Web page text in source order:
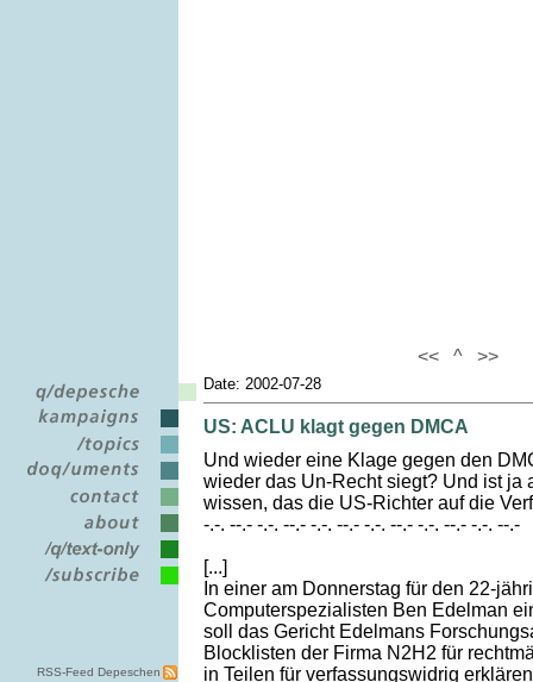
RSS-Feed Depeschen
<< ^ >>
Date: 2002-07-28
US: ACLU klagt gegen DMCA
Und wieder eine Klage gegen den
wieder das Un-Recht siegt? Und ist ja
wissen, das die US-Richter auf die
-.-. --.- -.-. --.- -.-. --.- -.-. --.- -.-. --.- -.-. --.-
[...]
In einer am Donnerstag für den 22-
Computerspezialisten Ben Edelman
soll das Gericht Edelmans
Blocklisten der Firma N2H2 für
in Teilen für verfassungswidrig